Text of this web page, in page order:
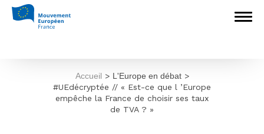
Accueil > L'Europe en débat>
#UEdécryptée // « Est-ce que l ’Europe
empêche la France de choisir ses taux
de TVA ? »